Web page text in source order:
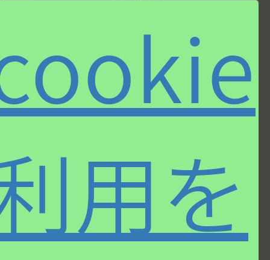
岡崎 正通
小さい頃からさまざまな音楽
に囲まれて育ち、
早稲田大学
モダンジャズ研究会
にも所
ップスからクラシックまで守備範囲は幅広い。
「JAZZ JAPAN」
「STEREO」
誌などにレギュラー執筆。ビッグバン
“Shiny Stockings”
にサックス奏者として参加。
ミュージック・ペンクラブ・ジャパン理事。
用を